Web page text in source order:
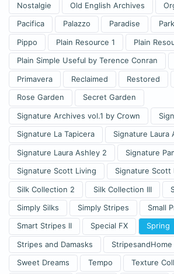
Nostalgie Old English Archives
Pacifica Palazzo Paradise
Pippo Plain Resource 1 Plain
Plain Simple Useful by Terence Conran
Primavera Reclaimed Restored
Rose Garden Secret Garden
Signature Archives vol.1 by Crown
Signature La Tapicera Signature Laura
Signature Laura Ashley 2 Signature
Signature Scott Living Signature Scott
Silk Collection 2 Silk Collection III
Simply Silks Simply Stripes Small
Smart Stripes II Special FX Spring
Stripes and Damasks StripesandHome
Sweet Dreams Tempo Texture